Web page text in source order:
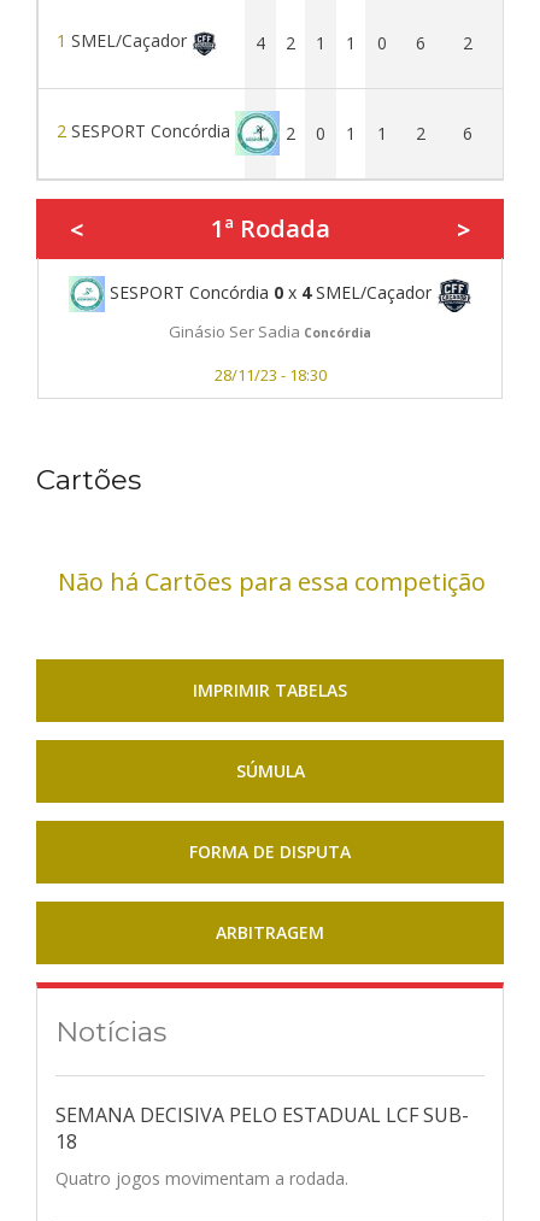
1 SMEL/Caçador 4 2 1 1 0 6 2
2 SESPORT Concórdia 1 2 0 1 1 2 6
< 1ª Rodada >
SESPORT Concórdia 0x 4SMEL/Caçador
Ginásio Ser Sadia Concórdia
28/11/23 - 18:30
Cartões
Não há Cartões para essa competição
IMPRIMIR TABELAS
SÚMULA
FORMA DE DISPUTA
ARBITRAGEM
Notícias
SEMANA DECISIVA PELO ESTADUAL LCF SUB-
18
Quatro jogos movimentam a rodada.